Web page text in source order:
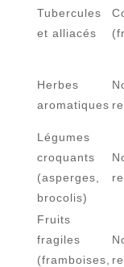
Tubercules
et alliacés
Herbes
aromatiques
Légumes
croquants
(asperges,
brocolis)
Fruits
fragiles
(framboises,